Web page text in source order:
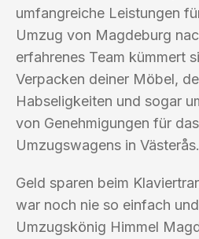
umfangreiche Leistungen
Umzug von Magdeburg
erfahrenes Team kümmert
Verpacken deiner Möbel,
Habseligkeiten und sogar
von Genehmigungen für
Umzugswagens in Västerås.
Geld sparen beim
war noch nie so einfach
Umzugskönig Himmel